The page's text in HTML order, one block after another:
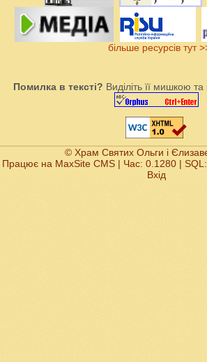
більше ресурсів тут
Помилка в тексті? Виділіть її мишкою та
© Храм Святих Ольги і
Працює на MaxSite CMS| Час: 0.1280 |
Вхід